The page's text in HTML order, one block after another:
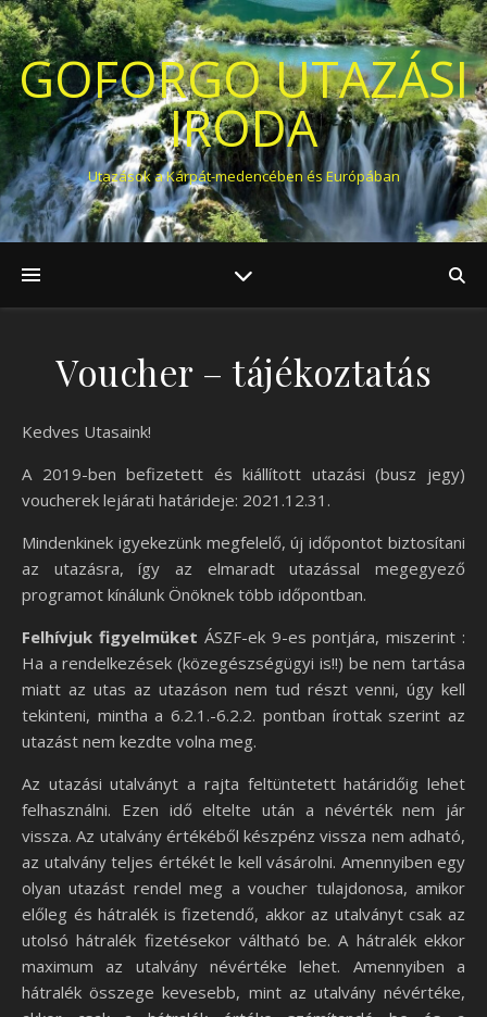
GOFORGO UTAZÁSI
IRODA
Utazások a Kárpát-medencében és Európában
Voucher – tájékoztatás
Kedves Utasaink!
A 2019-ben befizetett és kiállított utazási (busz jegy)
voucherek lejárati határideje: 2021.12.31.
Mindenkinek igyekezünk megfelelő, új időpontot biztosítani
az utazásra, így az elmaradt utazással megegyező
programot kínálunk Önöknek több időpontban.
Felhívjuk figyelmüket ÁSZF-ek 9-es pontjára, miszerint :
Ha a rendelkezések (közegészségügyi is!!) be nem tartása
miatt az utas az utazáson nem tud részt venni, úgy kell
tekinteni, mintha a 6.2.1.-6.2.2. pontban írottak szerint az
utazást nem kezdte volna meg.
Az utazási utalványt a rajta feltüntetett határidőig lehet
felhasználni. Ezen idő eltelte után a névérték nem jár
vissza. Az utalvány értékéből készpénz vissza nem adható,
az utalvány teljes értékét le kell vásárolni. Amennyiben egy
olyan utazást rendel meg a voucher tulajdonosa, amikor
előleg és hátralék is fizetendő, akkor az utalványt csak az
utolsó hátralék fizetésekor váltható be. A hátralék ekkor
maximum az utalvány névértéke lehet. Amennyiben a
hátralék összege kevesebb, mint az utalvány névértéke,